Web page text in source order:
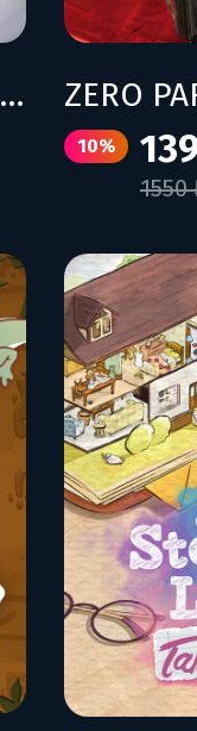
Witch's Apocalyptic Journey
10%
1550